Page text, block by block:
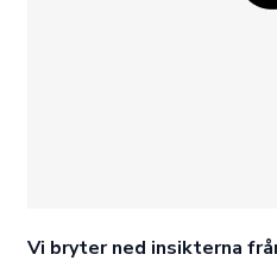
Vi bryter ned insikterna